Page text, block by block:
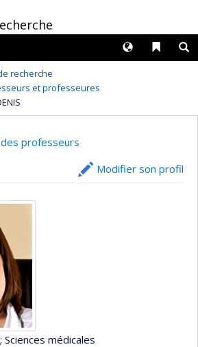
Liens
Langues
recherche
et professeures
professeurs
Modifier son profil
; Sciences médicales